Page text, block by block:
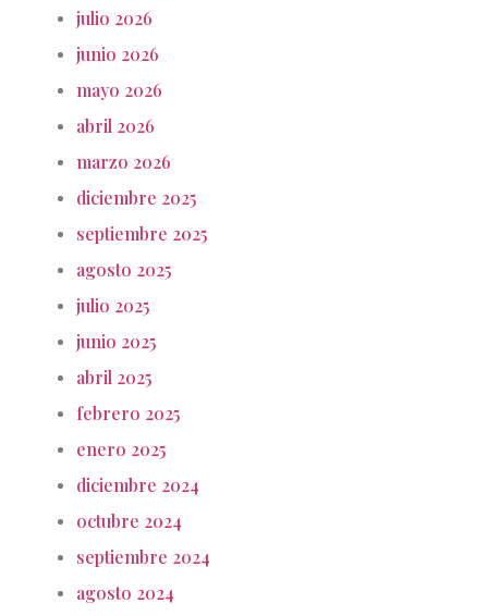
julio 2026
junio 2026
mayo 2026
abril 2026
marzo 2026
diciembre 2025
septiembre 2025
agosto 2025
julio 2025
junio 2025
abril 2025
febrero 2025
enero 2025
diciembre 2024
octubre 2024
septiembre 2024
agosto 2024